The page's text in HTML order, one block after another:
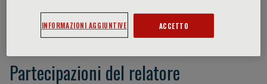
B. Wasserman
Partecipazioni del relatore
INFORMAZIONI AGGIUNTIVE ACCETTO